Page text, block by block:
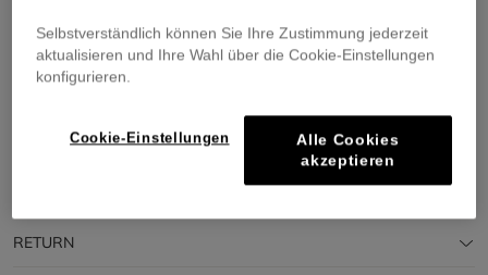
DESCRIPTION
TRACEABILITY
RETURN
Selbstverständlich können Sie Ihre Zustimmung jederzeit
aktualisieren und Ihre Wahl über die Cookie-Einstellungen
konfigurieren.
Cookie-Einstellungen
Alle Cookies
akzeptieren